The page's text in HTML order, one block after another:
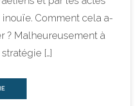
Comment cela a-
? Malheureusement à
[…]